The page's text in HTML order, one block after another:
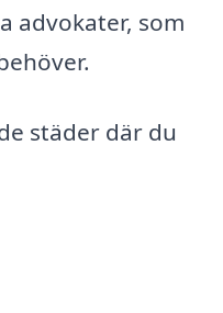
advokater, som
städer där du